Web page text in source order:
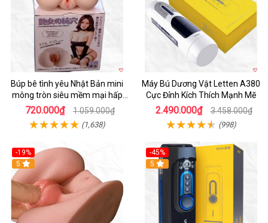
Búp bê tình yêu Nhật Bản mini
mông tròn siêu mềm mại hấp
dẫn
720.000₫ 1.059.000₫
(1,638)
Máy Bú Dương Vật Letten A380
Cực Đỉnh Kích Thích Mạnh Mẽ
2.490.000₫ 3.458.000₫
(998)
-19%
Hot
5
-45%
Hot
5